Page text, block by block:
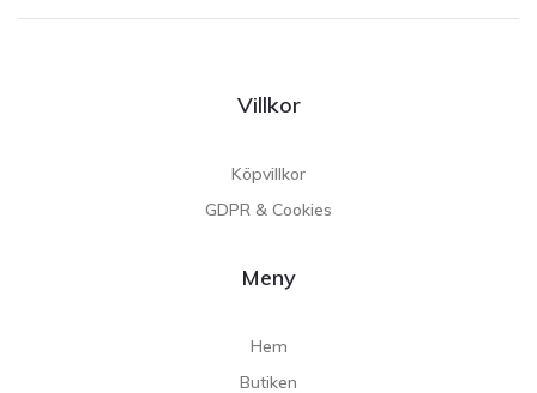
Villkor
Köpvillkor
GDPR & Cookies
Meny
Hem
Butiken